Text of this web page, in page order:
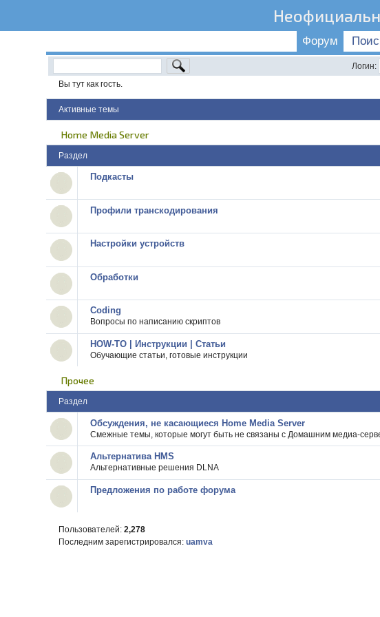
Форум
Логин:
Вы тут как гость.
Активные темы
Home Media Server
Раздел
Подкасты
Профили транскодирования
Настройки устройств
Обработки
Coding
Вопросы по написанию скриптов
HOW-TO | Инструкции | Статьи
Обучающие статьи, готовые инструкции
Прочее
Раздел
Обсуждения, не касающиеся Home Media Server
Смежные темы, которые могут быть не связаны с Домашним медиа-
Альтернатива HMS
Альтернативные решения DLNA
Предложения по работе форума
Пользователей:2,278
Последним зарегистрировался:uamva